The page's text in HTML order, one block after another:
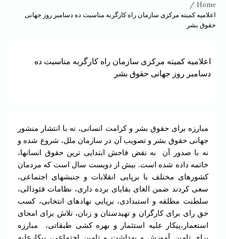
Home
اعلامیه کمیته مرکزی سازمان راه کارگربه مناسبت ده دسامبر روز جهانی
حقوق بشر
اعلامیه کمیته مرکزی سازمان راه کارگربه مناسبت ده
دسامبر روز جهانی حقوق بشر
مبارزه برای حقوق بشر و کرامت انسانی، نه با انتشار منشور
جهانی حقوق بشر و تصویب آن در سازمان ملل، شروع شده و
نه با صدور آن به نقض فاحش ابتدایی ترین حقوق انسانها،
خاتمه داده شده است. بیش از دویست سال است که مردمان
کشورهای مختلف با برپایی انقلابات و جنبشهای اجتماعی،
سعی کردند ضمن الغای بقایای برده داری، نظامات فئودالی،
سلطنت مطلقه و استبدادی، برپایی نهادهای انتخابی، کسب
حق رای برای کارگران و تهیدستان و زنان، تلاش برای امحای
استعمار،پیکار علیه استثمار و بهره کشی طبقاتی، مبارزه